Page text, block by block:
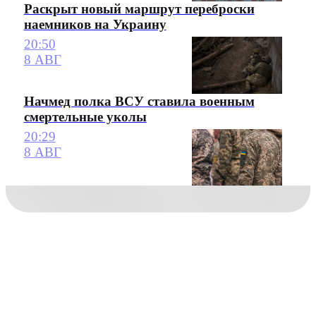
Раскрыт новый маршрут переброски
наемников на Украину
20:50
8 АВГ
Начмед полка ВСУ ставила военным
смертельные уколы
20:29
8 АВГ